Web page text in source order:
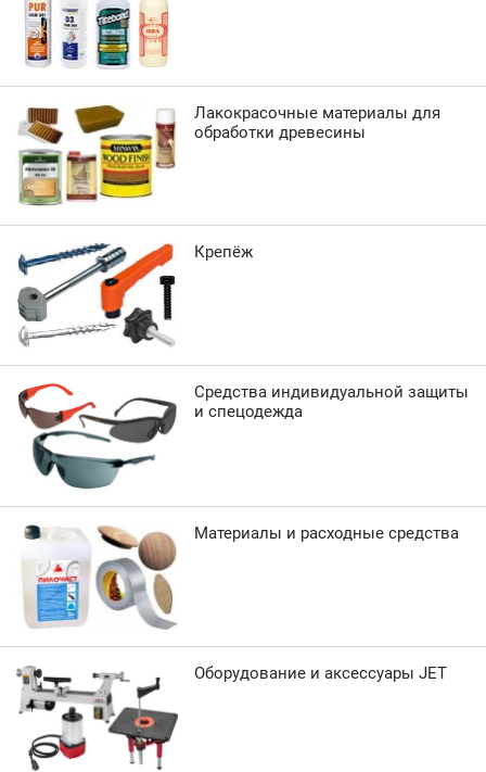
Лакокрасочные материалы для
обработки древесины
Крепёж
Средства индивидуальной защиты
и спецодежда
Материалы и расходные средства
Оборудование и аксессуары JET